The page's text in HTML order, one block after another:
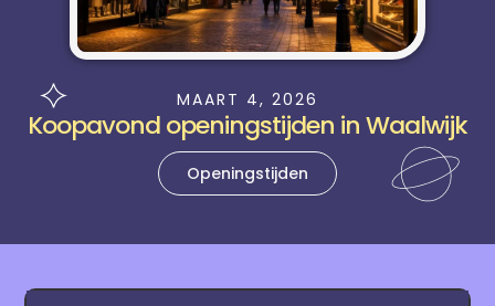
MAART 4, 2026
Koopavond openingstijden in Waalwijk
Openingstijden